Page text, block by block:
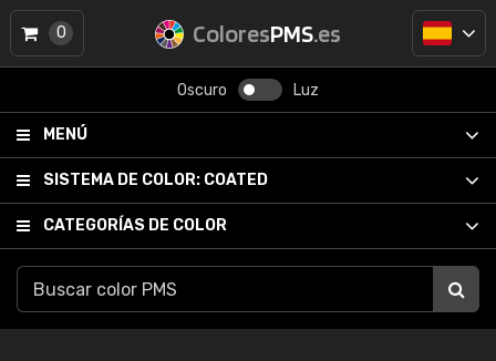
ColoresPMS.es
Oscuro Luz
MENÚ
SISTEMA DE COLOR: COATED
CATEGORÍAS DE COLOR
0